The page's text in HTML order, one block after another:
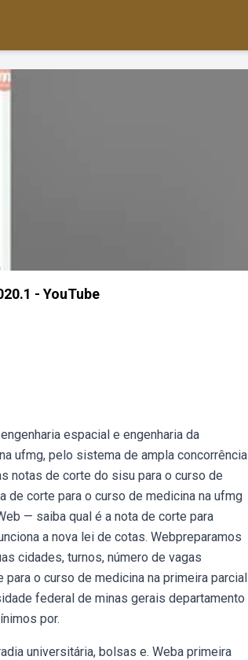
- YouTube
espacial e engenharia da
ufmg, pelo sistema de ampla concorrência
notas de corte do sisu para o curso de
de corte para o curso de medicina na ufmg
— saiba qual é a nota de corte para
a nova lei de cotas. Webpreparamos
cidades, turnos, número de vagas
o curso de medicina na primeira parcial
federal de minas gerais departamento
por.
universitária, bolsas e. Weba primeira